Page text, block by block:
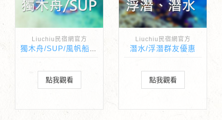
Liuchiu民宿網官方
獨木舟/SUP/風帆船 群友優惠
點我觀看
Liuchiu民宿網官方
潛水/浮潛群友優惠
點我觀看